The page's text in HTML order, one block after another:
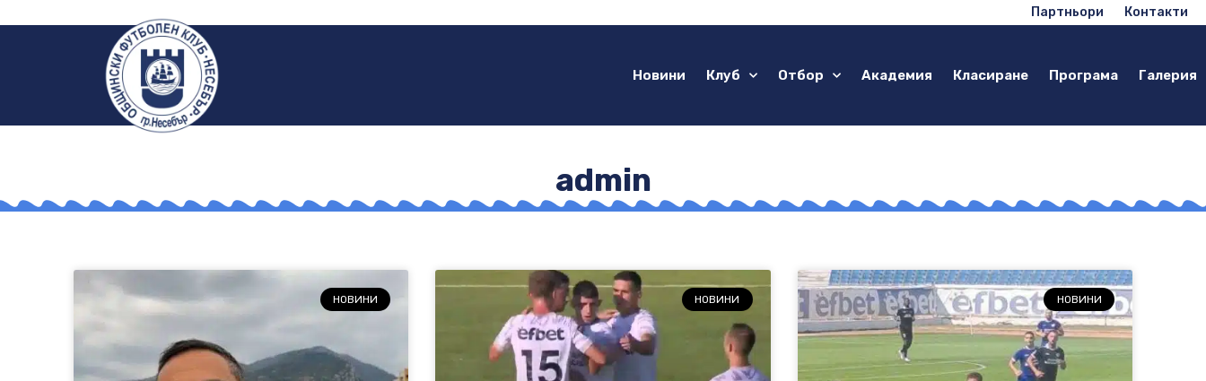
Партньори Контакти
Новини Клуб Отбор Академия Класиране Програма Галерия
admin
НОВИНИ НОВИНИ НОВИНИ